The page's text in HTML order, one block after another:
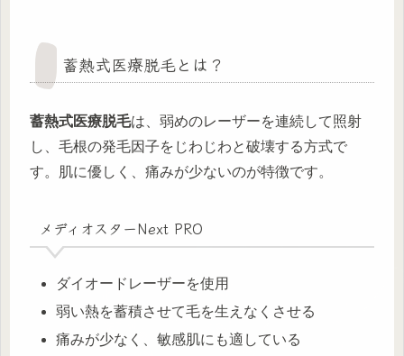
蓄熱式医療脱毛とは？
蓄熱式医療脱毛は、弱めのレーザーを連続して照射
し、毛根の発毛因子をじわじわと破壊する方式で
す。肌に優しく、痛みが少ないのが特徴です。
メディオスターNext PRO
ダイオードレーザーを使用
弱い熱を蓄積させて毛を生えなくさせる
痛みが少なく、敏感肌にも適している